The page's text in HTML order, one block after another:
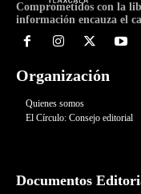
Comprometidos con la
información encauza el
Organización
Quienes somos
El Círculo: Consejo editorial
Documentos